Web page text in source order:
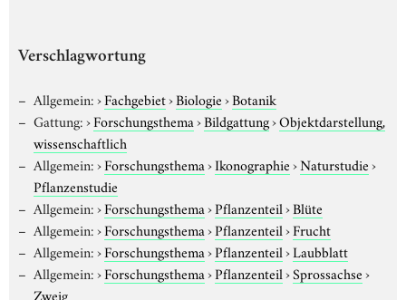
Verschlagwortung
Allgemein:›Fachgebiet›Biologie›Botanik
Gattung:›Forschungsthema›Bildgattung›Objektdarstellung,
wissenschaftlich
Allgemein:›Forschungsthema›Ikonographie›Naturstudie›
Pflanzenstudie
Allgemein:›Forschungsthema›Pflanzenteil›Blüte
Allgemein:›Forschungsthema›Pflanzenteil›Frucht
Allgemein:›Forschungsthema›Pflanzenteil›Laubblatt
Allgemein:›Forschungsthema›Pflanzenteil›Sprossachse›
Zweig